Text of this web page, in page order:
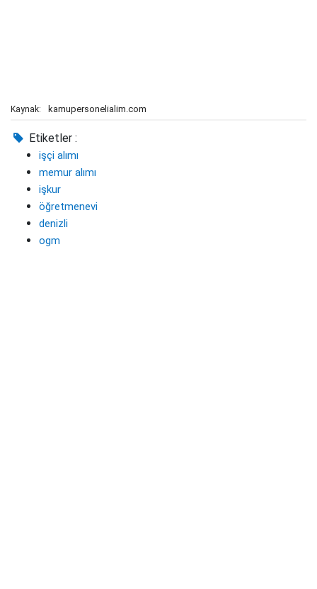
Kaynak: kamupersonelialim.com
Etiketler :
işçi alımı
memur alımı
işkur
öğretmenevi
denizli
ogm